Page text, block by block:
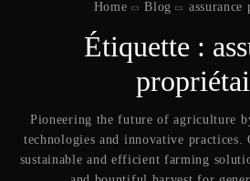
Home Blog
Étiquette :
Pioneering the future of agriculture
technologies and innovative practices.
sustainable and efficient farming